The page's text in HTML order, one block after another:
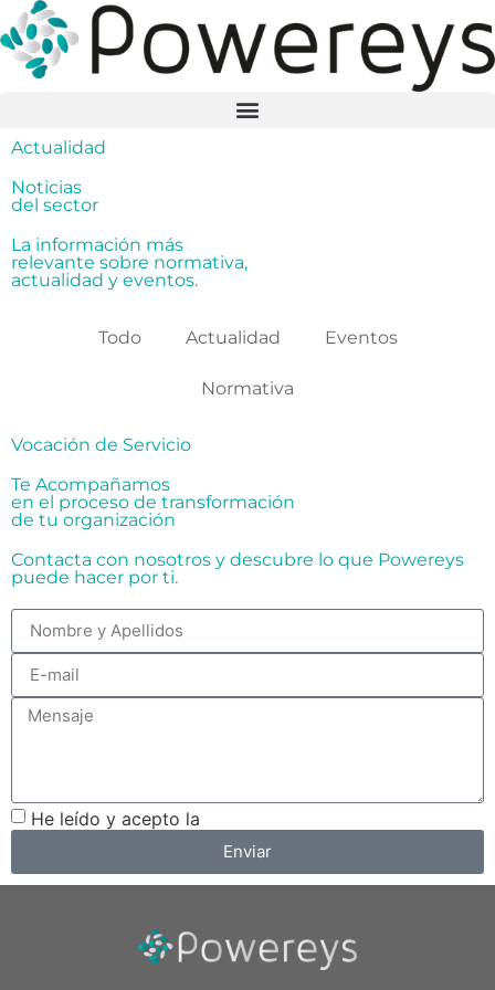
Actualidad
Noticias
del sector
La información más
relevante sobre normativa,
actualidad y eventos.
Todo Actualidad Eventos
Normativa
Vocación de Servicio
Te Acompañamos
en el proceso de transformación
de tu organización
Contacta con nosotros y descubre lo que Powereys
puede hacer por ti.
He leído y acepto la
Enviar